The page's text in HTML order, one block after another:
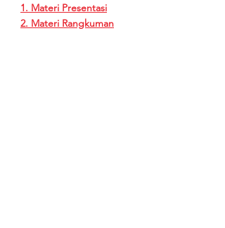
1. Materi Presentasi
2. Materi Rangkuman